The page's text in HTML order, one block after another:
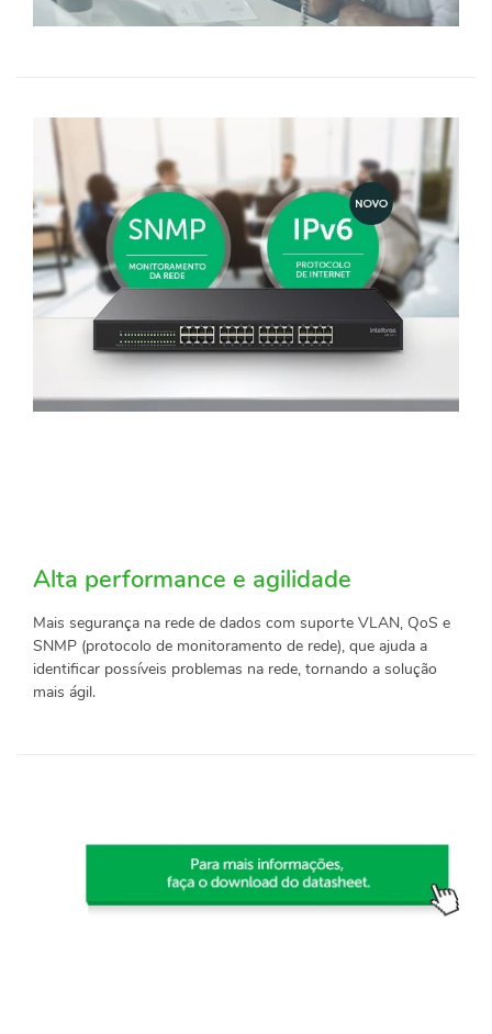
Alta performance e agilidade
Mais segurança na rede de dados com suporte VLAN, QoS e
SNMP (protocolo de monitoramento de rede), que ajuda a
identificar possíveis problemas na rede, tornando a solução
mais ágil.